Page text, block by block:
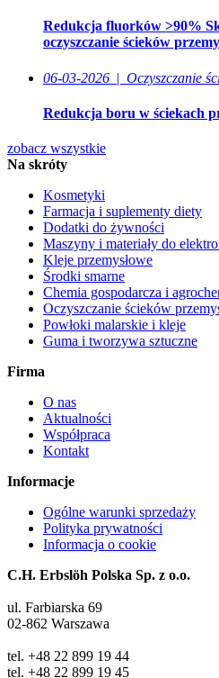
Redukcja fluorków >90%
oczyszczanie ścieków
06-03-2026 | Oczyszczanie
Redukcja boru w ściekach
zobacz wszystkie
Na skróty
Kosmetyki
Farmacja i suplementy diety
Dodatki do żywności
Maszyny i materiały do
Kleje przemysłowe
Środki smarne
Chemia gospodarcza i
Oczyszczanie ścieków
Powłoki malarskie i kleje
Guma i tworzywa sztuczne
Firma
O nas
Aktualności
Współpraca
Kontakt
Informacje
Ogólne warunki sprzedaży
Polityka prywatności
Informacja o cookie
C.H. Erbslöh Polska Sp. z o.o.
ul. Farbiarska 69
02-862 Warszawa
tel. +48 22 899 19 44
tel. +48 22 899 19 45